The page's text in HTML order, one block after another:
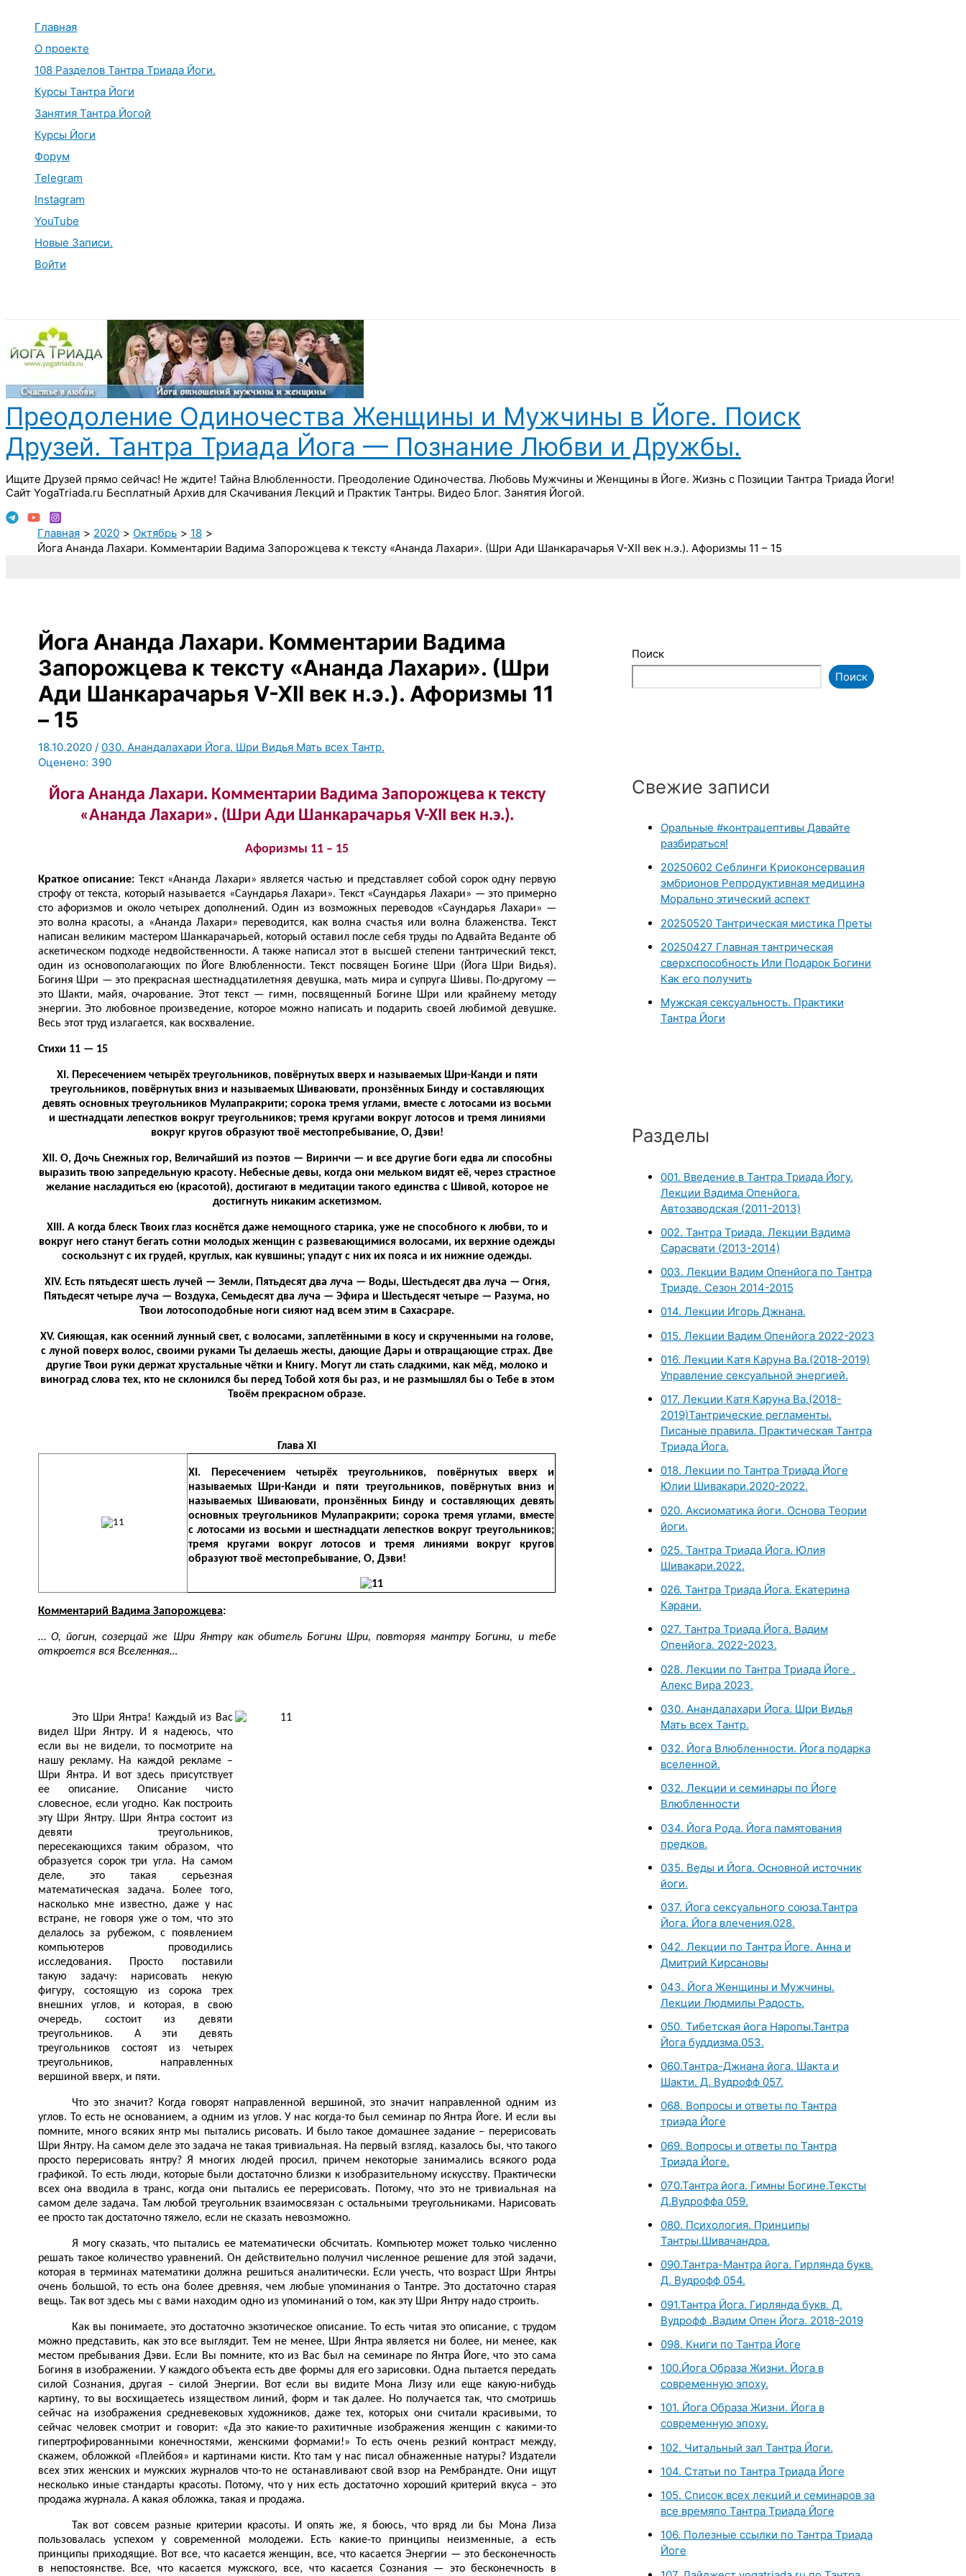
Главная
О проекте
108 Разделов Тантра Триада Йоги.
Курсы Тантра Йоги
Занятия Тантра Йогой
Курсы Йоги
Форум
Telegram
Instagram
YouTube
Новые Записи.
Войти
Преодоление Одиночества Женщины и Мужчины в Йоге. Поиск
Друзей. Тантра Триада Йога — Познание Любви и Дружбы.
Ищите Друзей прямо сейчас! Не ждите! Тайна Влюбленности. Преодоление Одиночества. Любовь Мужчины и Женщины в Йоге. Жизнь с Позиции Тантра Триада Йоги!
Сайт YogaTriada.ru Бесплатный Архив для Скачивания Лекций и Практик Тантры. Видео Блог. Занятия Йогой.
Главная 2020 Октябрь
18
Йога Ананда Лахари. Комментарии Вадима Запорожцева к тексту «Ананда Лахари». (Шри Ади Шанкарачарья V-XII век н.э.). Афоризмы 11 – 15
Йога Ананда Лахари. Комментарии Вадима
Запорожцева к тексту «Ананда Лахари». (Шри
Ади Шанкарачарья V-XII век н.э.). Афоризмы 11
– 15
18.10.2020 / 030. Анандалахари Йога. Шри Видья Мать всех Тантр.
Оценено: 390
Йога Ананда Лахари. Комментарии Вадима Запорожцева к тексту
«Ананда Лахари». (Шри Ади Шанкарачарья V-XII век н.э.).
Афоризмы 11 – 15
Краткое описание: Текст «Ананда Лахари» является частью и представляет собой сорок одну первую
строфу от текста, который называется «Саундарья Лахари». Текст «Саундарья Лахари» — это примерно
сто афоризмов и около четырех дополнений. Один из возможных переводов «Саундарья Лахари» —
это волна красоты, а «Ананда Лахари» переводится, как волна счастья или волна блаженства. Текст
написан великим мастером Шанкарачарьей, который оставил после себя труды по Адвайта Веданте об
аскетическом подходе недвойственности. А также написал этот в высшей степени тантрический текст,
один из основополагающих по Йоге Влюбленности. Текст посвящен Богине Шри (Йога Шри Видья).
Богиня Шри — это прекрасная шестнадцатилетняя девушка, мать мира и супруга Шивы. По-другому —
это Шакти, майя, очарование. Этот текст — гимн, посвященный Богине Шри или крайнему методу
энергии. Это любовное произведение, которое можно написать и подарить своей любимой девушке.
Весь этот труд излагается, как восхваление.
Стихи 11 — 15
XI. Пересечением четырёх треугольников, повёрнутых вверх и называемых Шри-Канди и пяти
треугольников, повёрнутых вниз и называемых Шиваювати, пронзённых Бинду и составляющих
девять основных треугольников Мулапракрити; сорока тремя углами, вместе с лотосами из восьми
и шестнадцати лепестков вокруг треугольников; тремя кругами вокруг лотосов и тремя линиями
вокруг кругов образуют твоё местопребывание, О, Дэви!
XII. О, Дочь Снежных гор, Величайший из поэтов — Виринчи — и все другие боги едва ли способны
выразить твою запредельную красоту. Небесные девы, когда они мельком видят её, через страстное
желание насладиться ею (красотой), достигают в медитации такого единства с Шивой, которое не
достигнуть никаким аскетизмом.
XIII. А когда блеск Твоих глаз коснётся даже немощного старика, уже не способного к любви, то и
вокруг него станут бегать сотни молодых женщин с развевающимися волосами, их верхние одежды
соскользнут с их грудей, круглых, как кувшины; упадут с них их пояса и их нижние одежды.
XIV. Есть пятьдесят шесть лучей — Земли, Пятьдесят два луча — Воды, Шестьдесят два луча — Огня,
Пятьдесят четыре луча — Воздуха, Семьдесят два луча — Эфира и Шестьдесят четыре — Разума, но
Твои лотосоподобные ноги сияют над всем этим в Сахасраре.
XV. Сияющая, как осенний лунный свет, с волосами, заплетёнными в косу и скрученными на голове,
с луной поверх волос, своими руками Ты делаешь жесты, дающие Дары и отвращающие страх. Две
другие Твои руки держат хрустальные чётки и Книгу. Могут ли стать сладкими, как мёд, молоко и
виноград слова тех, кто не склонился бы перед Тобой хотя бы раз, и не размышлял бы о Тебе в этом
Твоём прекрасном образе.
Глава XI
XI. Пересечением четырёх треугольников, повёрнутых вверх и
называемых Шри-Канди и пяти треугольников, повёрнутых вниз и
называемых Шиваювати, пронзённых Бинду и составляющих девять
основных треугольников Мулапракрити; сорока тремя углами, вместе
с лотосами из восьми и шестнадцати лепестков вокруг треугольников;
тремя кругами вокруг лотосов и тремя линиями вокруг кругов
образуют твоё местопребывание, О, Дэви!
Комментарий Вадима Запорожцева:
…О, йогин, созерцай же Шри Янтру как обитель Богини Шри, повторяя мантру Богини, и тебе
откроется вся Вселенная…
Это Шри Янтра! Каждый из Вас
видел Шри Янтру. И я надеюсь, что
если вы не видели, то посмотрите на
нашу рекламу. На каждой рекламе –
Шри Янтра. И вот здесь присутствует
ее описание. Описание чисто
словесное, если угодно. Как построить
эту Шри Янтру. Шри Янтра состоит из
девяти треугольников,
пересекающихся таким образом, что
образуется сорок три угла. На самом
деле, это такая серьезная
математическая задача. Более того,
насколько мне известно, даже у нас
встране, не говоря уже о том, что это
делалось за рубежом, с появлением
компьютеров проводились
исследования. Просто поставили
такую задачу: нарисовать некую
фигуру, состоящую из сорока трех
внешних углов, и которая, в свою
очередь, состоит из девяти
треугольников. А эти девять
треугольников состоят из четырех
треугольников, направленных
вершиной вверх, и пяти.
Что это значит? Когда говорят направленной вершиной, это значит направленной одним из
углов. То есть не основанием, а одним из углов. У нас когда-то был семинар по Янтра Йоге. И если вы
помните, много всяких янтр мы пытались рисовать. И было такое домашнее задание – перерисовать
Шри Янтру. На самом деле это задача не такая тривиальная. На первый взгляд, казалось бы, что такого
просто перерисовать янтру? Я многих людей просил, причем некоторые занимались всякого рода
графикой. То есть люди, которые были достаточно близки к изобразительному искусству. Практически
всех она вводила в транс, когда они пытались ее перерисовать. Потому, что это не тривиальная на
самом деле задача. Там любой треугольник взаимосвязан с остальными треугольниками. Нарисовать
ее просто так достаточно тяжело, если не сказать невозможно.
Я могу сказать, что пытались ее математически обсчитать. Компьютер может только численно
решать такое количество уравнений. Он действительно получил численное решение для этой задачи,
которая в терминах математики должна решиться аналитически. Если учесть, что возраст Шри Янтры
очень большой, то есть она более древняя, чем любые упоминания о Тантре. Это достаточно старая
вещь. Так вот здесь мы с вами находим одно из упоминаний о том, как эту Шри Янтру надо строить.
Как вы понимаете, это достаточно экзотическое описание. То есть читая это описание, с трудом
можно представить, как это все выглядит. Тем не менее, Шри Янтра является ни более, ни менее, как
местом пребывания Дэви. Если Вы помните, кто из Вас был на семинаре по Янтра Йоге, что это сама
Богиня в изображении. У каждого объекта есть две формы для его зарисовки. Одна пытается передать
силой Сознания, другая – силой Энергии. Вот если вы видите Мона Лизу или еще какую-нибудь
картину, то вы восхищаетесь изяществом линий, форм и так далее. Но получается так, что смотришь
сейчас на изображения средневековых художников, даже тех, которых они считали красивыми, то
сейчас человек смотрит и говорит: «Да это какие-то рахитичные изображения женщин с какими-то
гипертрофированными конечностями, женскими формами!» То есть очень резкий контраст между,
скажем, обложкой «Плейбоя» и картинами кисти. Кто там у нас писал обнаженные натуры? Издатели
всех этих женских и мужских журналов что-то не останавливают свой взор на Рембрандте. Они ищут
несколько иные стандарты красоты. Потому, что у них есть достаточно хороший критерий вкуса – это
продажа журнала. А какая обложка, такая и продажа.
Так вот совсем разные критерии красоты. И опять же, я боюсь, что вряд ли бы Мона Лиза
пользовалась успехом у современной молодежи. Есть какие-то принципы неизменные, а есть
принципы приходящие. Вот все, что касается женщин, все, что касается Энергии — это бесконечность
в непостоянстве. Все, что касается мужского, все, что касается Сознания — это бесконечность в
Поиск
Поиск
Свежие записи
Оральные #контрацептивы Давайте
разбираться!
20250602 Себлинги Криоконсервация
эмбрионов Репродуктивная медицина
Морально этический аспект
20250520 Тантрическая мистика Преты
20250427 Главная тантрическая
сверхспособность Или Подарок Богини
Как его получить
Мужская сексуальность. Практики
Тантра Йоги
Разделы
001. Введение в Тантра Триада Йогу.
Лекции Вадима Опенйога.
Автозаводская (2011-2013)
002. Тантра Триада. Лекции Вадима
Сарасвати (2013-2014)
003. Лекции Вадим Опенйога по Тантра
Триаде. Сезон 2014-2015
014. Лекции Игорь Джнана.
015. Лекции Вадим Опенйога 2022-2023
016. Лекции Катя Каруна Ва.(2018-2019)
Управление сексуальной энергией.
017. Лекции Катя Каруна Ва.(2018-
2019)Тантрические регламенты.
Писаные правила. Практическая Тантра
Триада Йога.
018. Лекции по Тантра Триада Йоге
Юлии Шивакари.2020-2022.
020. Аксиоматика йоги. Основа Теории
йоги.
025. Тантра Триада Йога. Юлия
Шивакари.2022.
026. Тантра Триада Йога. Екатерина
Карани.
027. Тантра Триада Йога. Вадим
Опенйога. 2022-2023.
028. Лекции по Тантра Триада Йоге .
Алекс Вира 2023.
030. Анандалахари Йога. Шри Видья
Мать всех Тантр.
032. Йога Влюбленности. Йога подарка
вселенной.
032. Лекции и семинары по Йоге
Влюбленности
034. Йога Рода. Йога памятования
предков.
035. Веды и Йога. Основной источник
йоги.
037. Йога сексуального союза.Тантра
Йога. Йога влечения.028.
042. Лекции по Тантра Йоге. Анна и
Дмитрий Кирсановы
043. Йога Женщины и Мужчины.
Лекции Людмилы Радость.
050. Тибетская йога Наропы.Тантра
Йога буддизма.053.
060.Тантра-Джнана йога. Шакта и
Шакти. Д. Вудрофф 057.
068. Вопросы и ответы по Тантра
триада Йоге
069. Вопросы и ответы по Тантра
Триада Йоге.
070.Тантра йога. Гимны Богине.Тексты
Д.Вудроффа 059.
080. Психология. Принципы
Тантры.Шивачандра.
090.Тантра-Мантра йога. Гирлянда букв.
Д. Вудрофф 054.
091.Тантра Йога. Гирлянда букв. Д.
Вудрофф .Вадим Опен Йога. 2018-2019
098. Книги по Тантра Йоге
100.Йога Образа Жизни. Йога в
современную эпоху.
101. Йога Образа Жизни. Йога в
современную эпоху.
102. Читальный зал Тантра Йоги.
104. Статьи по Тантра Триада Йоге
105. Список всех лекций и семинаров за
все времяпо Тантра Триада Йоге
106. Полезные ссылки по Тантра Триада
Йоге